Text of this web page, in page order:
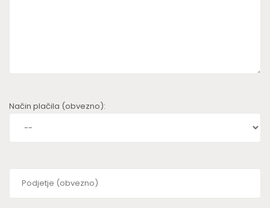
Način plačila (obvezno):